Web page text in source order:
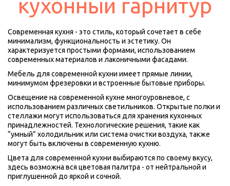
кухонный гарнитур
Современная кухня - это стиль, который сочетает в себе
минимализм, функциональность и эстетику. Он
характеризуется простыми формами, использованием
современных материалов и лаконичными фасадами.
Мебель для современной кухни имеет прямые линии,
минимумом фрезеровки и встроенные бытовые приборы.
Освещение на современной кухне многоуровневое, с
использованием различных светильников. Открытые полки и
стеллажи могут использоваться для хранения кухонных
принадлежностей. Технологические решения, такие как
“умный” холодильник или система очистки воздуха, также
могут быть включены в современную кухню.
Цвета для современной кухни выбираются по своему вкусу,
здесь возможна вся цветовая палитра - от нейтральной и
приглушенной до яркой и сочной.